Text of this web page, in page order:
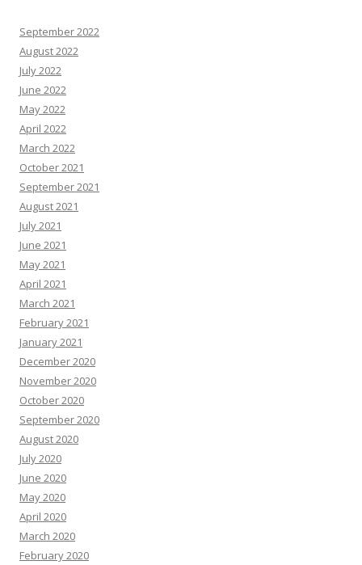
September 2022
August 2022
July 2022
June 2022
May 2022
April 2022
March 2022
October 2021
September 2021
August 2021
July 2021
June 2021
May 2021
April 2021
March 2021
February 2021
January 2021
December 2020
November 2020
October 2020
September 2020
August 2020
July 2020
June 2020
May 2020
April 2020
March 2020
February 2020